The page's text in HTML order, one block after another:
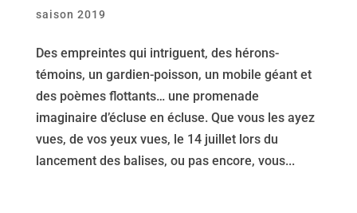
saison 2019
Des empreintes qui intriguent, des hérons-
témoins, un gardien-poisson, un mobile géant et
des poèmes flottants… une promenade
imaginaire d’écluse en écluse. Que vous les ayez
vues, de vos yeux vues, le 14 juillet lors du
lancement des balises, ou pas encore, vous...